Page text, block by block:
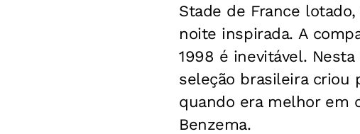
Stade de France
noite inspirada. A
1998 é inevitável.
seleção brasileira criou
quando era melhor em
Benzema.